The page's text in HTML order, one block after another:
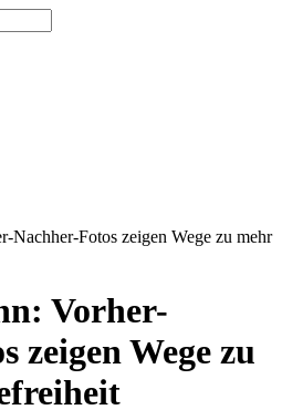
Nachher-Fotos zeigen Wege zu mehr
Vorher-
zeigen Wege zu